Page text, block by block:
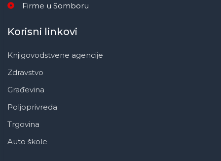
Firme u Somboru
Korisni linkovi
Knjigovodstvene agencije
Zdravstvo
Građevina
Poljoprivreda
Trgovina
Auto škole